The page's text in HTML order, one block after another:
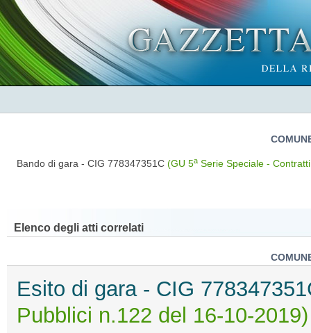
Bando di gara - CIG 778347351C (GU 5a Serie Speciale -
Elenco degli atti correlati
Esito di gara - CIG
Pubblici n.122 del 16-10-2019)